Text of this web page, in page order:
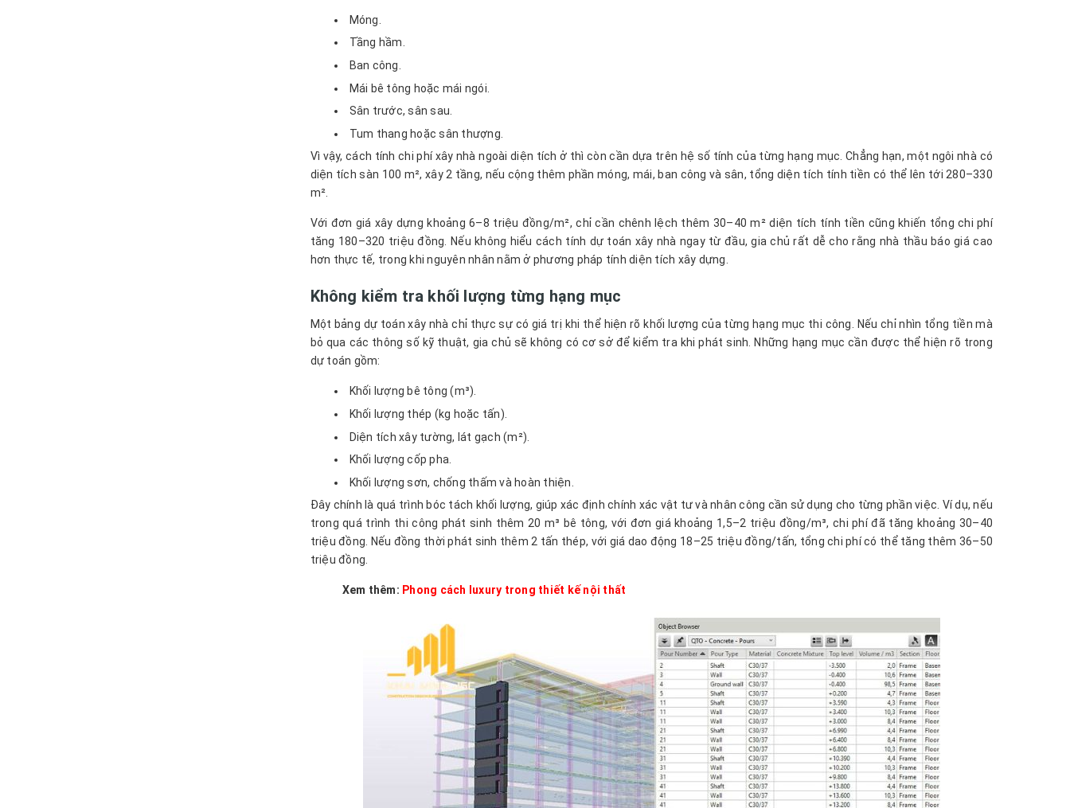
Móng.
Tầng hầm.
Ban công.
Mái bê tông hoặc mái ngói.
Sân trước, sân sau.
Tum thang hoặc sân thượng.
Vì vậy, cách tính chi phí xây nhà ngoài diện tích ở thì còn cần dựa trên hệ số tính của từng hạng mục. Chẳng hạn, một ngôi nhà có
diện tích sàn 100 m², xây 2 tầng, nếu cộng thêm phần móng, mái, ban công và sân, tổng diện tích tính tiền có thể lên tới 280–330
m².
Với đơn giá xây dựng khoảng 6–8 triệu đồng/m², chỉ cần chênh lệch thêm 30–40 m² diện tích tính tiền cũng khiến tổng chi phí
tăng 180–320 triệu đồng. Nếu không hiểu cách tính dự toán xây nhà ngay từ đầu, gia chủ rất dễ cho rằng nhà thầu báo giá cao
hơn thực tế, trong khi nguyên nhân nằm ở phương pháp tính diện tích xây dựng.
Không kiểm tra khối lượng từng hạng mục
Một bảng dự toán xây nhà chỉ thực sự có giá trị khi thể hiện rõ khối lượng của từng hạng mục thi công. Nếu chỉ nhìn tổng tiền mà
bỏ qua các thông số kỹ thuật, gia chủ sẽ không có cơ sở để kiểm tra khi phát sinh. Những hạng mục cần được thể hiện rõ trong
dự toán gồm:
Khối lượng bê tông (m³).
Khối lượng thép (kg hoặc tấn).
Diện tích xây tường, lát gạch (m²).
Khối lượng cốp pha.
Khối lượng sơn, chống thấm và hoàn thiện.
Đây chính là quá trình bóc tách khối lượng, giúp xác định chính xác vật tư và nhân công cần sử dụng cho từng phần việc. Ví dụ, nếu
trong quá trình thi công phát sinh thêm 20 m³ bê tông, với đơn giá khoảng 1,5–2 triệu đồng/m³, chi phí đã tăng khoảng 30–40
triệu đồng. Nếu đồng thời phát sinh thêm 2 tấn thép, với giá dao động 18–25 triệu đồng/tấn, tổng chi phí có thể tăng thêm 36–50
triệu đồng.
Xem thêm: Phong cách luxury trong thiết kế nội thất